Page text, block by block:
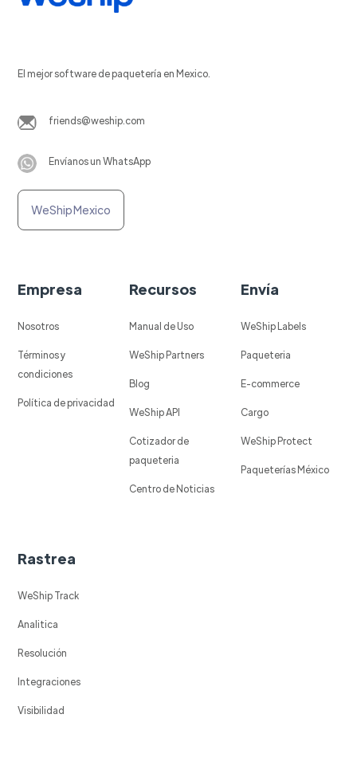
El mejor software de paquetería en Mexico.
friends@weship.com
Envíanos un WhatsApp
WeShip Mexico
Empresa
Nosotros
Términos y
condiciones
Política de privacidad
Recursos
Manual de Uso
WeShip Partners
Blog
WeShip API
Cotizador de
paqueteria
Centro de Noticias
Envía
WeShip Labels
Paqueteria
E-commerce
Cargo
WeShip Protect
Paqueterías México
Rastrea
WeShip Track
Analitica
Resolución
Integraciones
Visibilidad